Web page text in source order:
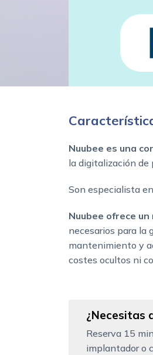
Nuubee es una
la digitalización de
Son especialista
Nuubee ofrece
necesarios para la
mantenimiento y
costes ocultos ni
¿Necesitas
Reserva 15
implantador o